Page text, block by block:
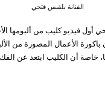
الفنانة بلقيس فتحي
أول فيديو كليب من ألبومها
باكورة الأعمال المصورة من
خاصة أن الكليب ابتعد عن